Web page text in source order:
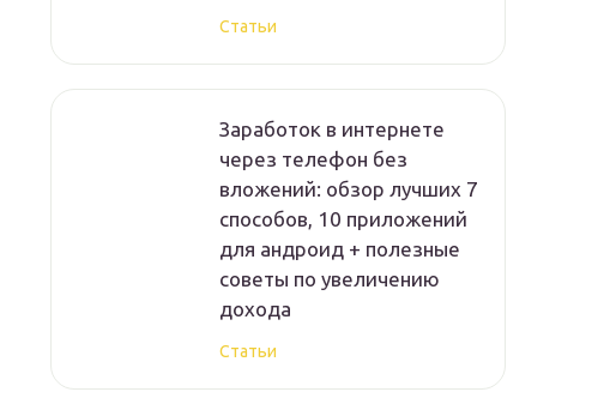
Статьи
Заработок в интернете
через телефон без
вложений: обзор лучших 7
способов, 10 приложений
для андроид + полезные
советы по увеличению
дохода
Статьи